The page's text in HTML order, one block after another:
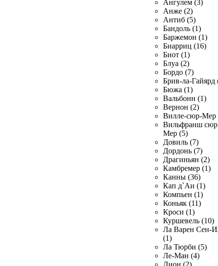
Ангулем (3)
Анже (2)
Антиб (5)
Бандоль (1)
Баржемон (1)
Биарриц (16)
Биот (1)
Блуа (2)
Бордо (7)
Брив-ла-Гайярд
Бюжа (1)
Вальбонн (1)
Вернон (2)
Вилле-сюр-Мер
Вильфранш сюр
Мер (5)
Довиль (7)
Дордонь (7)
Драгиньян (2)
Камбремер (1)
Канны (36)
Кап д`Аи (1)
Компьен (1)
Коньяк (11)
Кроси (1)
Куршевель (10)
Ла Варен Сен-
(1)
Ла Тюрби (5)
Ле-Ман (4)
Лион (2)